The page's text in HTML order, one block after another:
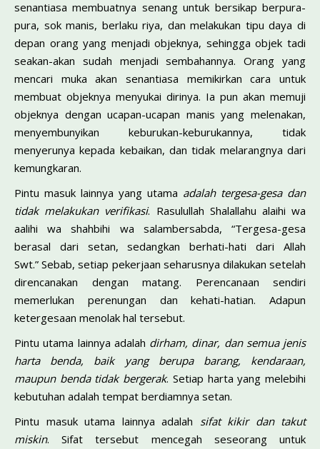
senantiasa membuatnya senang untuk bersikap berpura-
pura, sok manis, berlaku riya, dan melakukan tipu daya di
depan orang yang menjadi objeknya, sehingga objek tadi
seakan-akan sudah menjadi sembahannya. Orang yang
mencari muka akan senantiasa memikirkan cara untuk
membuat objeknya menyukai dirinya. Ia pun akan memuji
objeknya dengan ucapan-ucapan manis yang melenakan,
menyembunyikan keburukan-keburukannya, tidak
menyerunya kepada kebaikan, dan tidak melarangnya dari
kemungkaran.
Pintu masuk lainnya yang utama adalah tergesa-gesa dan
tidak melakukan verifikasi. Rasulullah Shalallahu alaihi wa
aalihi wa shahbihi wa salambersabda, “Tergesa-gesa
berasal dari setan, sedangkan berhati-hati dari Allah
Swt.” Sebab, setiap pekerjaan seharusnya dilakukan setelah
direncanakan dengan matang. Perencanaan sendiri
memerlukan perenungan dan kehati-hatian. Adapun
ketergesaan menolak hal tersebut.
Pintu utama lainnya adalah dirham, dinar, dan semua jenis
harta benda, baik yang berupa barang, kendaraan,
maupun benda tidak bergerak. Setiap harta yang melebihi
kebutuhan adalah tempat berdiamnya setan.
Pintu masuk utama lainnya adalah sifat kikir dan takut
miskin. Sifat tersebut mencegah seseorang untuk